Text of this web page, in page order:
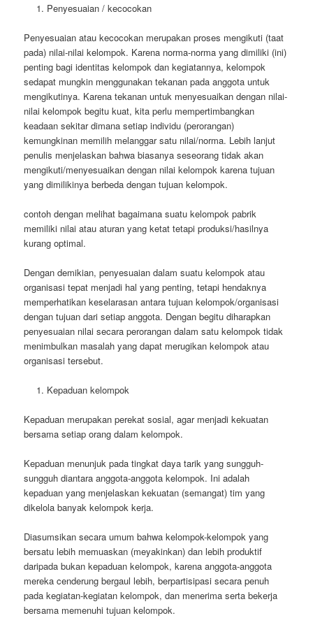
Penyesuaian / kecocokan
Penyesuaian atau kecocokan merupakan proses mengikuti (taat
pada) nilai-nilai kelompok. Karena norma-norma yang dimiliki (ini)
penting bagi identitas kelompok dan kegiatannya, kelompok
sedapat mungkin menggunakan tekanan pada anggota untuk
mengikutinya. Karena tekanan untuk menyesuaikan dengan nilai-
nilai kelompok begitu kuat, kita perlu mempertimbangkan
keadaan sekitar dimana setiap individu (perorangan)
kemungkinan memilih melanggar satu nilai/norma. Lebih lanjut
penulis menjelaskan bahwa biasanya seseorang tidak akan
mengikuti/menyesuaikan dengan nilai kelompok karena tujuan
yang dimilikinya berbeda dengan tujuan kelompok.
contoh dengan melihat bagaimana suatu kelompok pabrik
memiliki nilai atau aturan yang ketat tetapi produksi/hasilnya
kurang optimal.
Dengan demikian, penyesuaian dalam suatu kelompok atau
organisasi tepat menjadi hal yang penting, tetapi hendaknya
memperhatikan keselarasan antara tujuan kelompok/organisasi
dengan tujuan dari setiap anggota. Dengan begitu diharapkan
penyesuaian nilai secara perorangan dalam satu kelompok tidak
menimbulkan masalah yang dapat merugikan kelompok atau
organisasi tersebut.
Kepaduan kelompok
Kepaduan merupakan perekat sosial, agar menjadi kekuatan
bersama setiap orang dalam kelompok.
Kepaduan menunjuk pada tingkat daya tarik yang sungguh-
sungguh diantara anggota-anggota kelompok. Ini adalah
kepaduan yang menjelaskan kekuatan (semangat) tim yang
dikelola banyak kelompok kerja.
Diasumsikan secara umum bahwa kelompok-kelompok yang
bersatu lebih memuaskan (meyakinkan) dan lebih produktif
daripada bukan kepaduan kelompok, karena anggota-anggota
mereka cenderung bergaul lebih, berpartisipasi secara penuh
pada kegiatan-kegiatan kelompok, dan menerima serta bekerja
bersama memenuhi tujuan kelompok.